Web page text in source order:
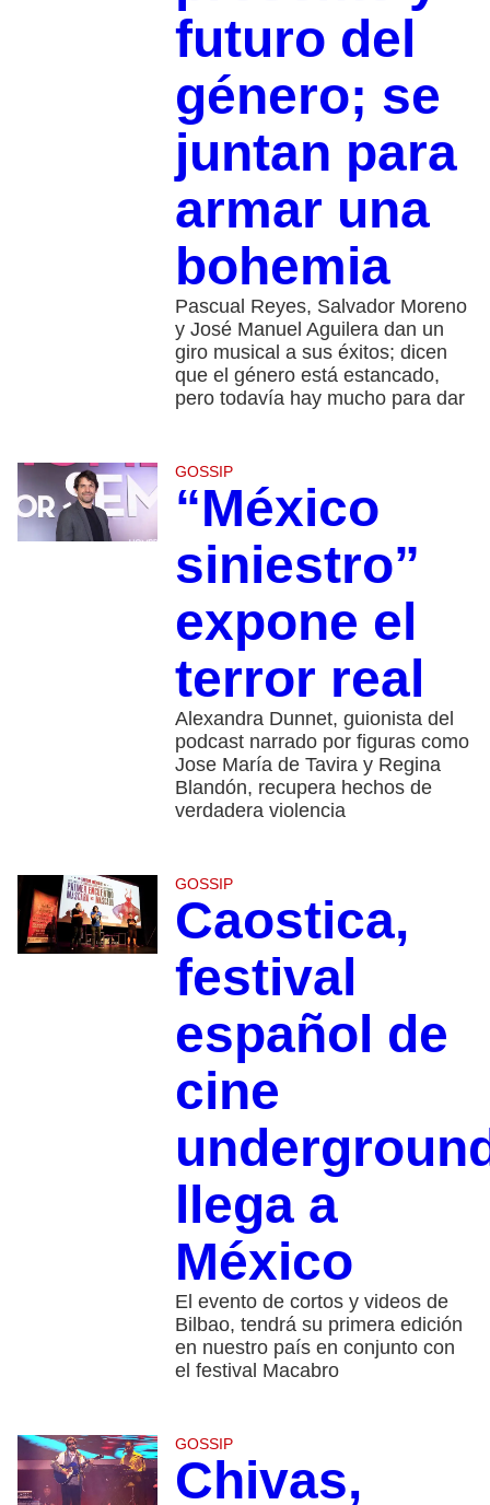
futuro del
género; se
juntan para
armar una
bohemia
Pascual Reyes, Salvador Moreno
y José Manuel Aguilera dan un
giro musical a sus éxitos; dicen
que el género está estancado,
pero todavía hay mucho para dar
GOSSIP
“México
siniestro”
expone el
terror real
Alexandra Dunnet, guionista del
podcast narrado por figuras como
Jose María de Tavira y Regina
Blandón, recupera hechos de
verdadera violencia
GOSSIP
Caostica,
festival
español de
cine
llega a
México
El evento de cortos y videos de
Bilbao, tendrá su primera edición
en nuestro país en conjunto con
el festival Macabro
GOSSIP
Chivas,